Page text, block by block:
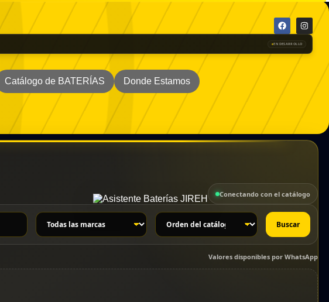
EN DESARROLLO
Catálogo de BATERÍAS Donde Estamos
Conectando con el catálogo
Seleccionar marca
Ordenar productos
Buscar
Valores disponibles por WhatsApp